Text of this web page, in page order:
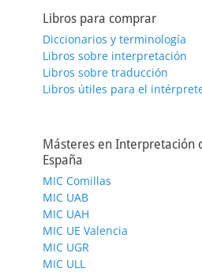
Libros para comprar
Diccionarios y terminología
Libros sobre interpretación
Libros sobre traducción
Libros útiles para el
Másteres en Interpretación
España
MIC Comillas
MIC UAB
MIC UAH
MIC UE Valencia
MIC UGR
MIC ULL